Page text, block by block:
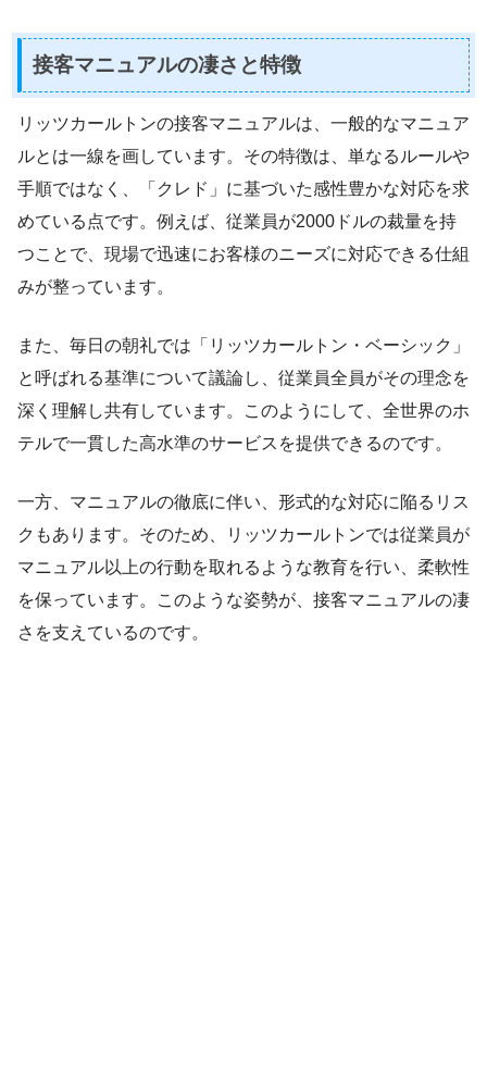
接客マニュアルの凄さと特徴
リッツカールトンの接客マニュアルは、一般的なマニュア
ルとは一線を画しています。その特徴は、単なるルールや
手順ではなく、「クレド」に基づいた感性豊かな対応を求
めている点です。例えば、従業員が2000ドルの裁量を持
つことで、現場で迅速にお客様のニーズに対応できる仕組
みが整っています。
また、毎日の朝礼では「リッツカールトン・ベーシック」
と呼ばれる基準について議論し、従業員全員がその理念を
深く理解し共有しています。このようにして、全世界のホ
テルで一貫した高水準のサービスを提供できるのです。
一方、マニュアルの徹底に伴い、形式的な対応に陥るリス
クもあります。そのため、リッツカールトンでは従業員が
マニュアル以上の行動を取れるような教育を行い、柔軟性
を保っています。このような姿勢が、接客マニュアルの凄
さを支えているのです。